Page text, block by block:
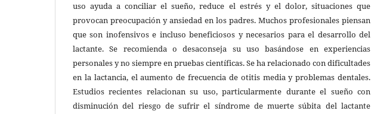
uso ayuda a conciliar el sueño, reduce el estrés y el dolor, situaciones que
provocan preocupación y ansiedad en los padres. Muchos profesionales piensan
que son inofensivos e incluso beneficiosos y necesarios para el desarrollo del
lactante. Se recomienda o desaconseja su uso basándose en experiencias
personales y no siempre en pruebas científicas. Se ha relacionado con dificultades
en la lactancia, el aumento de frecuencia de otitis media y problemas dentales.
Estudios recientes relacionan su uso, particularmente durante el sueño con
disminución del riesgo de sufrir el síndrome de muerte súbita del lactante